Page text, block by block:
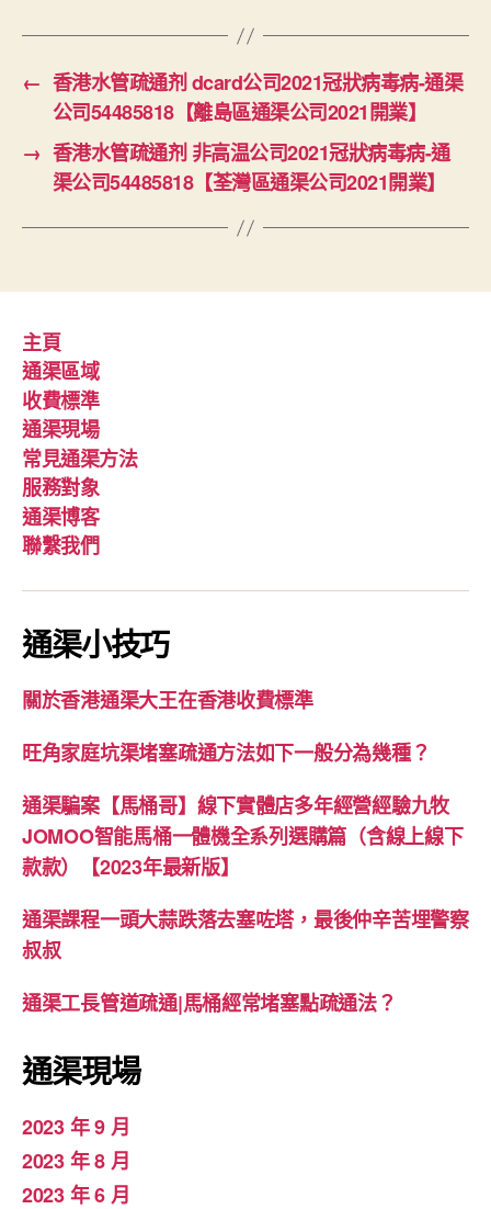
← 香港水管疏通剂 dcard公司2021冠狀病毒病-通渠
公司54485818【離島區通渠公司2021開業】
→ 香港水管疏通剂 非高温公司2021冠狀病毒病-通
渠公司54485818【荃灣區通渠公司2021開業】
主頁
通渠區域
收費標準
通渠現場
常見通渠方法
服務對象
通渠博客
聯繫我們
通渠小技巧
關於香港通渠大王在香港收費標準
旺角家庭坑渠堵塞疏通方法如下一般分為幾種？
通渠騙案【馬桶哥】線下實體店多年經營經驗九牧
JOMOO智能馬桶一體機全系列選購篇（含線上線下
款款）【2023年最新版】
通渠課程一頭大蒜跌落去塞咗塔，最後仲辛苦埋警察
叔叔
通渠工長管道疏通|馬桶經常堵塞點疏通法？
通渠現場
2023 年 9 月
2023 年 8 月
2023 年 6 月